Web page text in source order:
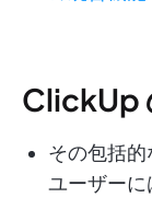
ClickUp
その包括
ユーザーに